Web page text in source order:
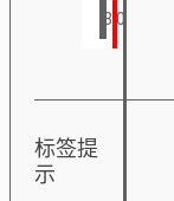
3.0
标签提
示